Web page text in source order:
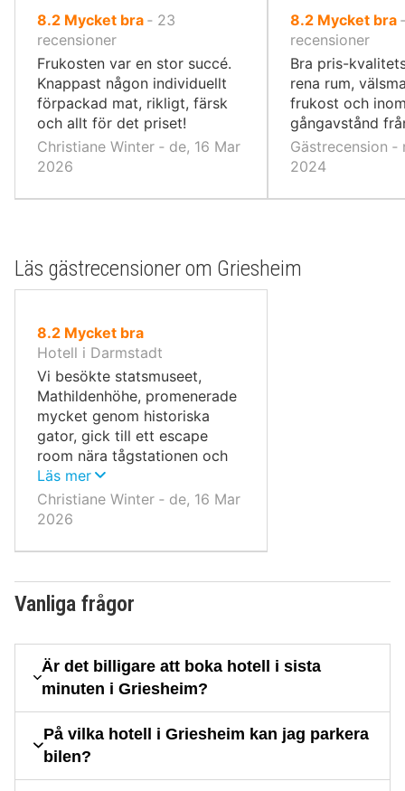
8.2 av
10,
Mycket bra ‐ 23
recensioner
Frukosten var en stor succé.
Knappast någon individuellt
förpackad mat, rikligt, färsk
och allt för det priset!
Christiane Winter ‐ de, 16 Mar
2026
8.2 av
10,
Mycket bra
recensioner
Bra pris-
rena rum,
frukost och
gångavstånd
Gästrecension
2024
Läs gästrecensioner om Griesheim
8.2 av
10,
Mycket bra
Hotell i Darmstadt
Vi besökte statsmuseet,
Mathildenhöhe, promenerade
mycket genom historiska
gator, gick till ett escape
room nära tågstationen och
besökte flera restauranger;
alla mycket bra, särskilt
Bembelsche i
Kollektivtrafiken var utmärkt.
Läs mer
Christiane Winter ‐ de, 16 Mar
2026
Vanliga frågor
Är det billigare att boka hotell i sista
minuten i Griesheim?
På vilka hotell i Griesheim kan jag parkera
bilen?